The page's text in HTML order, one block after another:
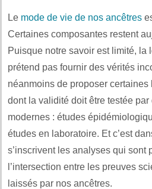
Le mode de vie de nos ancêtres
Certaines composantes restent
Puisque notre savoir est limité, la
prétend pas fournir des vérités
néanmoins de proposer certaines
dont la validité doit être testée
modernes : études
études en laboratoire. Et c’est
s’inscrivent les analyses qui sont
l’intersection entre les preuves
laissés par nos ancêtres.